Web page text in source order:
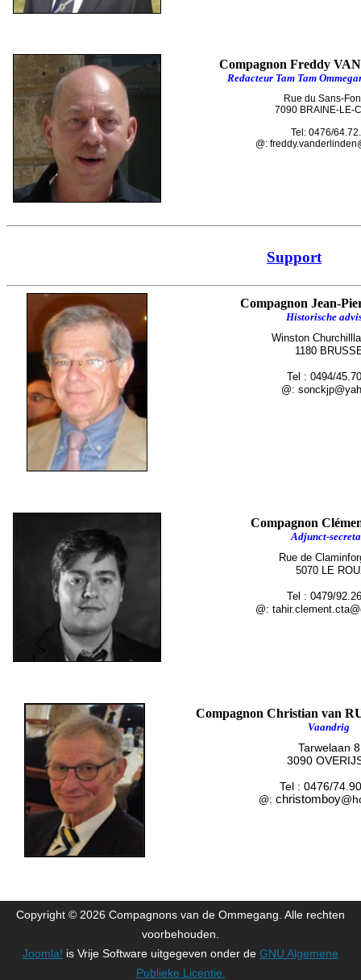
Compagnon Freddy
Redacteur Tam Tam
Rue du Sans-
7090 BRAINE-LE-
Tel: 0476/
@:
Support
Compagnon Jean-
Historische
Winston
1180
Tel : 0494/
@:
Compagnon
Adjunct-
Rue de
5070 LE
Tel : 0479/
@:
Compagnon Christian van
Vaandrig
Tarwelaan 8
3090
Tel : 0476/
@: christomboy
Copyright © 2026 Compagnons van de Ommegang. Alle rechten
voorbehouden.
Joomla! is Vrije Software uitgegeven onder de GNU Algemene
Publieke Licentie.